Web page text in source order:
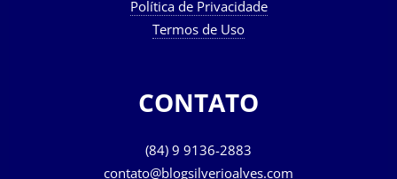
Política de Privacidade
Termos de Uso
CONTATO
(84) 9 9136-2883